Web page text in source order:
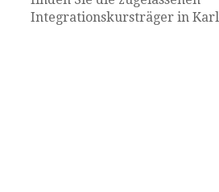
Integrationskursträger in